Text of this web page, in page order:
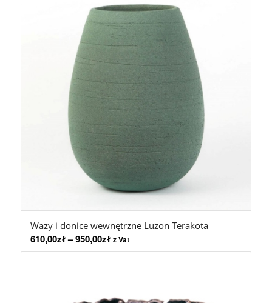
Wazy i donice wewnętrzne Luzon Terakota
610,00zł–950,00zł z Vat